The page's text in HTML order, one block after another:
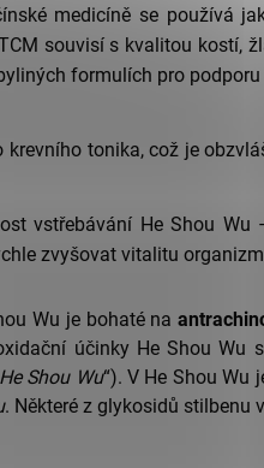
medicíně se používá
souvisí s kvalitou kostí,
formulích pro
krevního tonika, což je
vstřebávání He Shou Wu
zvyšovat vitalitu
Wu je bohaté na
účinky He Shou Wu
Shou Wu“). V He Shou Wu
. Některé z glykosidů stilbenu